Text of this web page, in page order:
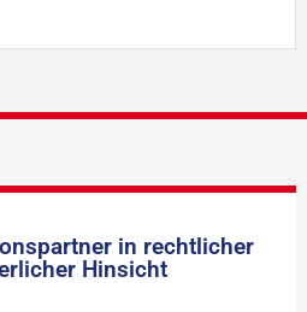
in rechtlicher
Hinsicht